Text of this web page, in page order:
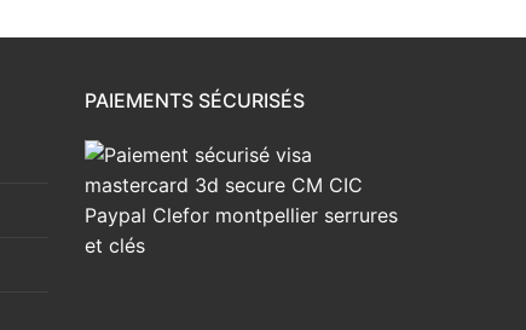
PAIEMENTS SÉCURISÉS